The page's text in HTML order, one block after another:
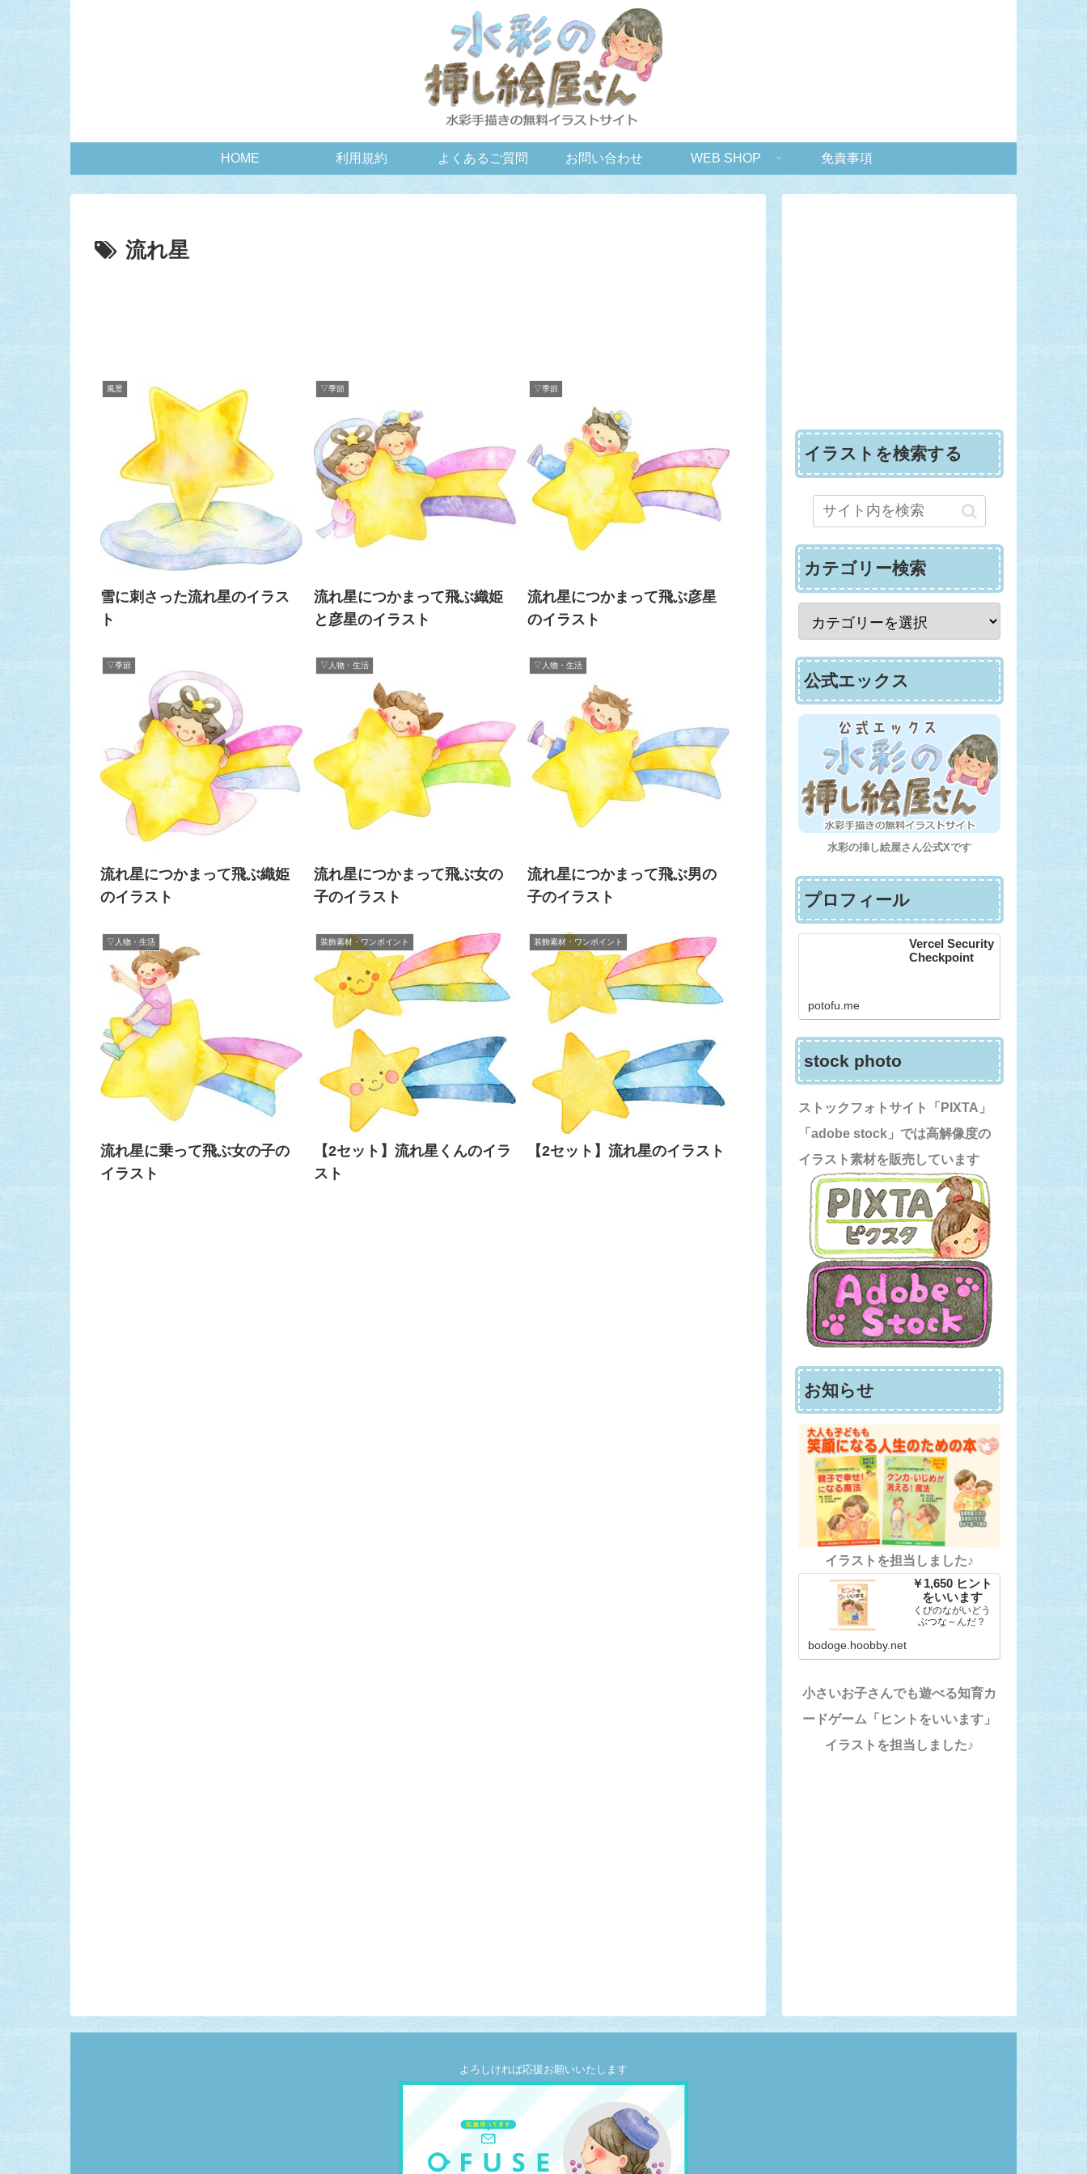
HOME 利用規約 よくあるご質問 お問い合わせ WEB SHOP 免責事項
流れ星
風景
雪に刺さった流れ星のイラス
ト
▽季節
流れ星につかまって飛ぶ織姫
と彦星のイラスト
▽季節
流れ星につかまって飛ぶ彦星
のイラスト
▽季節
流れ星につかまって飛ぶ織姫
のイラスト
▽人物・生活
流れ星につかまって飛ぶ女の
子のイラスト
▽人物・生活
流れ星につかまって飛ぶ男の
子のイラスト
▽人物・生活
流れ星に乗って飛ぶ女の子の
イラスト
装飾素材・ワンポイント
【2セット】流れ星くんのイラ
スト
装飾素材・ワンポイント
【2セット】流れ星のイラスト
イラストを検索する
カテゴリー検索
公式エックス
水彩の挿し絵屋さん公式Xです
プロフィール
Vercel Security
Checkpoint
potofu.me
stock photo
ストックフォトサイト「PIXTA」
「adobe stock」では高解像度の
イラスト素材を販売しています
お知らせ
イラストを担当しました♪
￥1,650 ヒント
をいいます
くびのながいどう
ぶつな～んだ？
bodoge.hoobby.net
小さいお子さんでも遊べる知育カ
ードゲーム「ヒントをいいます」
イラストを担当しました♪
よろしければ応援お願いいたします